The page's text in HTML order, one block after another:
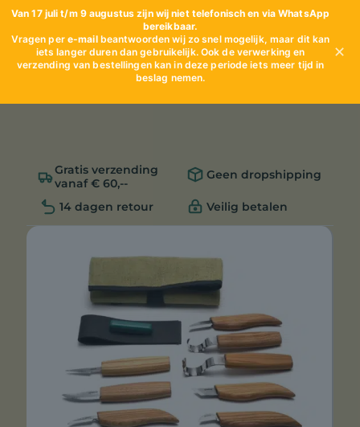
Van 17 juli t/m 9 augustus zijn wij niet telefonisch en via WhatsApp
bereikbaar.
Vragen per e-mailbeantwoorden wij zo snel mogelijk, maar dit kan
iets langer duren dan gebruikelijk. Ook de verwerking en
verzending van bestellingen kan in deze periode iets meer tijd in
beslag nemen.
✕
Gratis verzending
vanaf € 60,--
Geen dropshipping
14 dagen retour Veilig betalen